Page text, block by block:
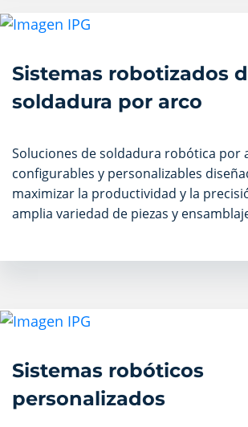
Sistemas robotizados
soldadura por arco
Soluciones de soldadura robótica por
configurables y personalizables
maximizar la productividad y la
amplia variedad de piezas y
Sistemas robóticos
personalizados